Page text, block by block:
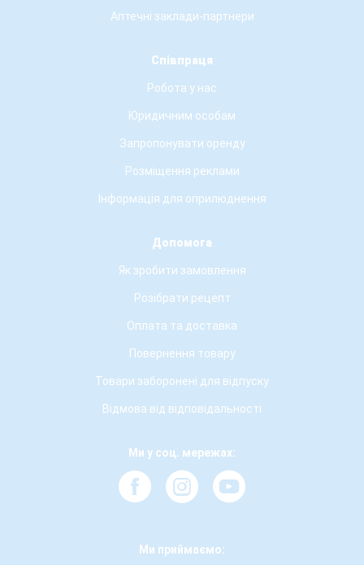
Аптечні заклади-партнери
Співпраця
Робота у нас
Юридичним особам
Запропонувати оренду
Розміщення реклами
Інформація для оприлюднення
Допомога
Як зробити замовлення
Розібрати рецепт
Оплата та доставка
Повернення товару
Товари заборонені для відпуску
Відмова від відповідальності
Ми у соц. мережах:
Ми приймаємо: